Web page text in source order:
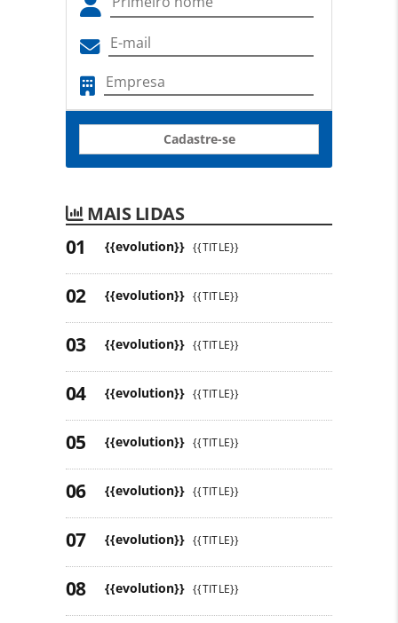
Cadastre-se
MAIS LIDAS
{{evolution}} {{TITLE}}
{{evolution}} {{TITLE}}
{{evolution}} {{TITLE}}
{{evolution}} {{TITLE}}
{{evolution}} {{TITLE}}
{{evolution}} {{TITLE}}
{{evolution}} {{TITLE}}
{{evolution}} {{TITLE}}